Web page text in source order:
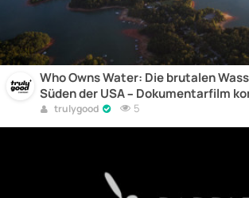
Who Owns Water: Die brutalen
Süden der USA – Dokumentarfilm
trulygood 5